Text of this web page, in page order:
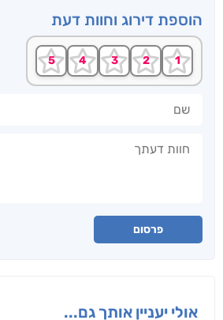
הוספת דירוג וחוות דעת
פרסום
אולי יעניין אותך גם...